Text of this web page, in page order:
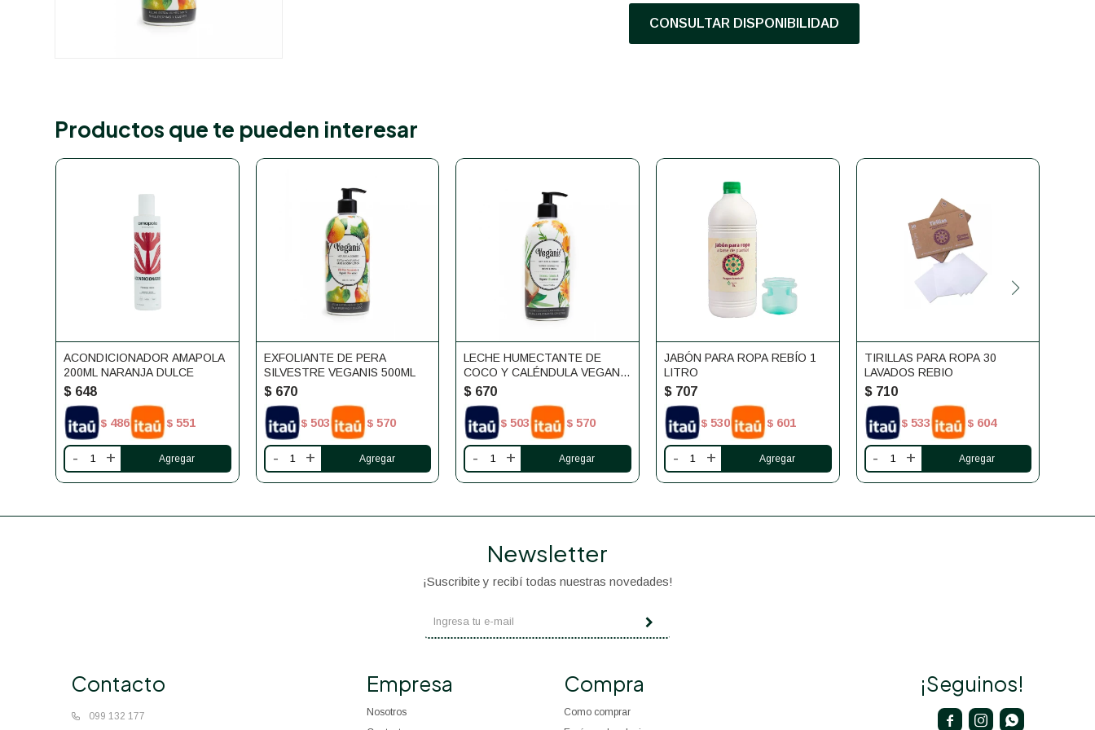
CONSULTAR DISPONIBILIDAD
Productos que te pueden interesar
ACONDICIONADOR AMAPOLA
200ML NARANJA DULCE
$ 648
$ 486 $ 551
- +
EXFOLIANTE DE PERA
SILVESTRE VEGANIS 500ML
$ 670
$ 503 $ 570
- +
LECHE HUMECTANTE DE
COCO Y CALÉNDULA VEGANIS
500ML
$ 670
$ 503 $ 570
- +
JABÓN PARA ROPA REBÍO 1
LITRO
$ 707
$ 530 $ 601
- +
TIRILLAS PARA ROPA 30
LAVADOS REBIO
$ 710
$ 533 $ 604
- +
Contacto
099 132 177
Empresa
Nosotros
Compra
Como comprar
Newsletter
¡Suscribite y recibí todas nuestras novedades!
¡Seguinos!
  